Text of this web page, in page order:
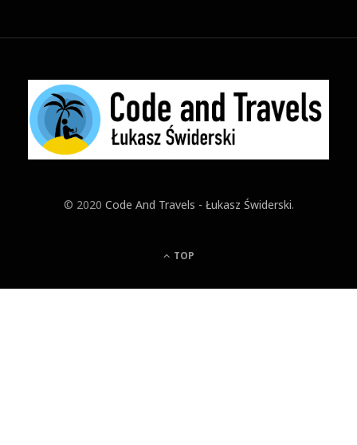
© 2020 Code And Travels - Łukasz Świderski.
TOP